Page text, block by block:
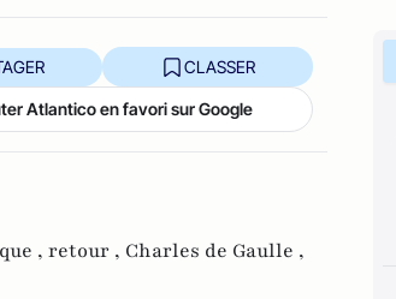
CLASSER
Atlantico en favori sur Google
, retour , Charles de Gaulle ,